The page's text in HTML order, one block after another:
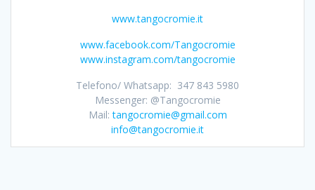
www.tangocromie.it
www.facebook.com/Tangocromie
www.instagram.com/tangocromie
Telefono/ Whatsapp: 347 843 5980
Messenger: @Tangocromie
Mail:tangocromie@gmail.com
info@tangocromie.it